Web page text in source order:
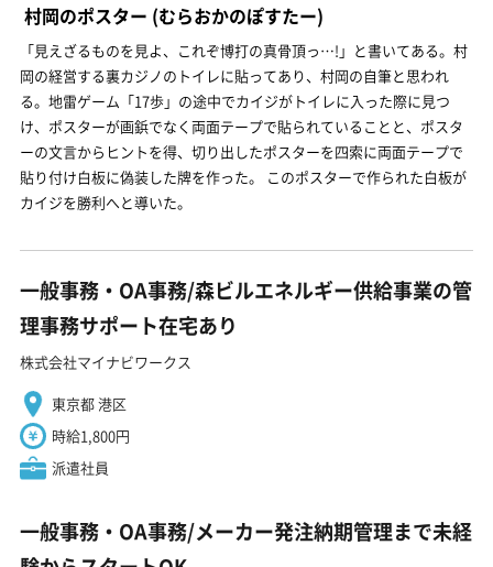
村岡のポスター (むらおかのぽすたー)
「見えざるものを見よ、これぞ博打の真骨頂っ…!」と書いてある。村
岡の経営する裏カジノのトイレに貼ってあり、村岡の自筆と思われ
る。地雷ゲーム「17歩」の途中でカイジがトイレに入った際に見つ
け、ポスターが画鋲でなく両面テープで貼られていることと、ポスタ
ーの文言からヒントを得、切り出したポスターを四索に両面テープで
貼り付け白板に偽装した牌を作った。 このポスターで作られた白板が
カイジを勝利へと導いた。
一般事務・OA事務/森ビルエネルギー供給事業の管
理事務サポート在宅あり
株式会社マイナビワークス
東京都 港区
時給1,800円
派遣社員
一般事務・OA事務/メーカー発注納期管理まで未経